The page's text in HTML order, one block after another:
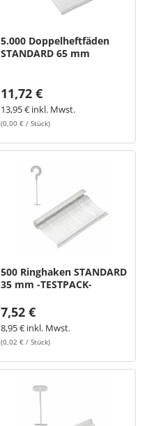
5.000 Doppelheftfäden
STANDARD 65 mm
11,72 €
13,95 € inkl. Mwst.
(0,00 € / Stück)
500 Ringhaken STANDARD
35 mm -TESTPACK-
7,52 €
8,95 € inkl. Mwst.
(0,02 € / Stück)